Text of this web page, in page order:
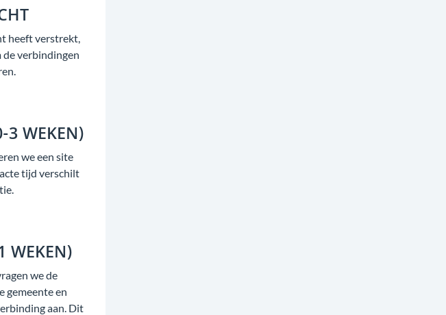
heeft verstrekt,
de verbindingen
3 WEKEN)
we een site
tijd verschilt
WEKEN)
we de
gemeente en
aan. Dit